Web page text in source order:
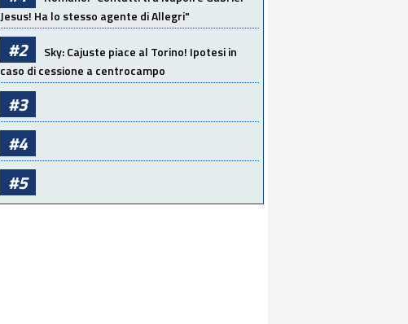
Jesus! Ha lo stesso agente di Allegri"
#2 Sky: Cajuste piace al Torino! Ipotesi in
caso di cessione a centrocampo
#3
#4
#5